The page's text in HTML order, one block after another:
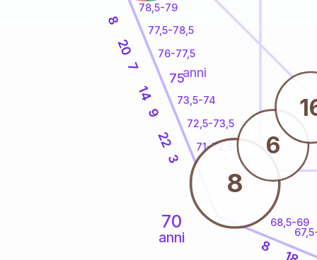
70
anni
68,5-69
71-72,5
72,5-73,5
73,5-74
76-77,5
77,5-78,5
78,5-79
8
3
22
9
14
7
20
8
8
6
75anni